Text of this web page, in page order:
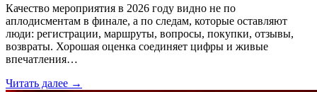
Качество мероприятия в 2026 году видно не по
аплодисментам в финале, а по следам, которые оставляют
люди: регистрации, маршруты, вопросы, покупки, отзывы,
возвраты. Хорошая оценка соединяет цифры и живые
впечатления…
Читать далее →